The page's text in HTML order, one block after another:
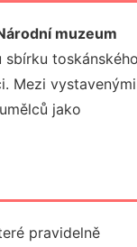
muzeum
sbírku
Mezi vystavenými
jako
pravidelně